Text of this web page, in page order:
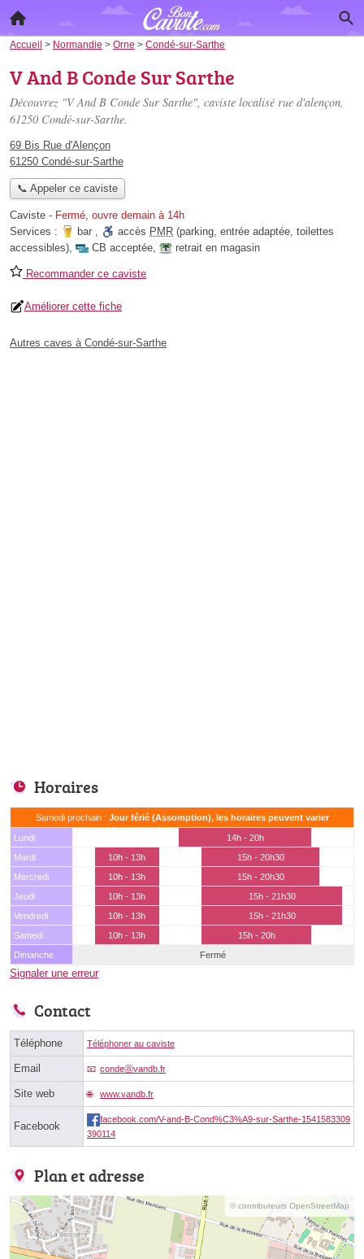
Accueil > Normandie > Orne > Condé-sur-Sarthe
V And B Conde Sur Sarthe
Découvrez "V And B Conde Sur Sarthe", caviste localisé rue d'alençon,
61250 Condé-sur-Sarthe.
69 Bis Rue d'Alençon
61250 Condé-sur-Sarthe
📞 Appeler ce caviste
Caviste - Fermé, ouvre demain à 14h
Services :
bar , accès PMR (parking, entrée adaptée, toilettes
accessibles), CB acceptée, retrait en magasin
Recommander ce caviste
Améliorer cette fiche
Autres caves à Condé-sur-Sarthe
Horaires
Samedi prochain : Jour férié (Assomption), les horaires peuvent varier
Lundi
14h - 20h
Mardi
10h - 13h
15h - 20h30
Mercredi
10h - 13h
15h - 20h30
Jeudi
10h - 13h
15h - 21h30
Vendredi
10h - 13h
15h - 21h30
Samedi
10h - 13h
15h - 20h
Dimanche
Fermé
Signaler une erreur
Contact
Téléphone Téléphoner au caviste
Email condeⓐvandb.fr
Site web www.vandb.fr
Facebook
facebook.com/V-and-B-Cond%C3%A9-sur-Sarthe-1541583309
390114
Plan et adresse
© contributeurs OpenStreetMap